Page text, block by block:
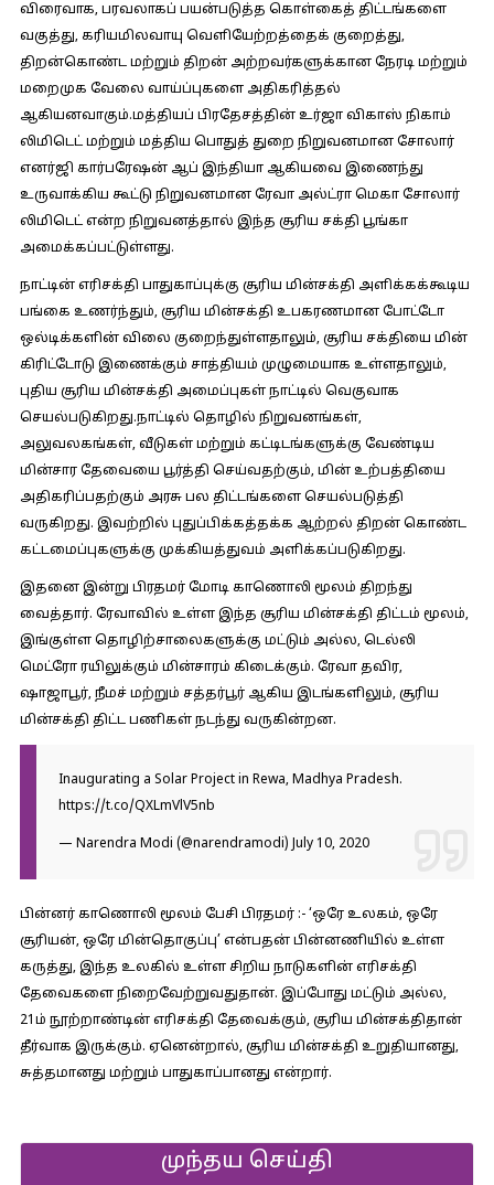
விரைவாக, பரவலாகப் பயன்படுத்த கொள்கைத் திட்டங்களை
வகுத்து, கரியமிலவாயு வெளியேற்றத்தைக் குறைத்து,
திறன்கொண்ட மற்றும் திறன் அற்றவர்களுக்கான நேரடி மற்றும்
மறைமுக வேலை வாய்ப்புகளை அதிகரித்தல்
ஆகியனவாகும்.மத்தியப் பிரதேசத்தின் உர்ஜா விகாஸ் நிகாம்
லிமிடெட் மற்றும் மத்திய பொதுத் துறை நிறுவனமான சோலார்
எனர்ஜி கார்பரேஷன் ஆப் இந்தியா ஆகியவை இணைந்து
உருவாக்கிய கூட்டு நிறுவனமான ரேவா அல்ட்ரா மெகா சோலார்
லிமிடெட் என்ற நிறுவனத்தால் இந்த சூரிய சக்தி பூங்கா
அமைக்கப்பட்டுள்ளது.
நாட்டின் எரிசக்தி பாதுகாப்புக்கு சூரிய மின்சக்தி அளிக்கக்கூடிய
பங்கை உணர்ந்தும், சூரிய மின்சக்தி உபகரணமான போட்டோ
ஒல்டிக்களின் விலை குறைந்துள்ளதாலும், சூரிய சக்தியை மின்
கிரிட்டோடு இணைக்கும் சாத்தியம் முழுமையாக உள்ளதாலும்,
புதிய சூரிய மின்சக்தி அமைப்புகள் நாட்டில் வெகுவாக
செயல்படுகிறது.நாட்டில் தொழில் நிறுவனங்கள்,
அலுவலகங்கள், வீடுகள் மற்றும் கட்டிடங்களுக்கு வேண்டிய
மின்சார தேவையை பூர்த்தி செய்வதற்கும், மின் உற்பத்தியை
அதிகரிப்பதற்கும் அரசு பல திட்டங்களை செயல்படுத்தி
வருகிறது. இவற்றில் புதுப்பிக்கத்தக்க ஆற்றல் திறன் கொண்ட
கட்டமைப்புகளுக்கு முக்கியத்துவம் அளிக்கப்படுகிறது.
இதனை இன்று பிரதமர் மோடி காணொலி மூலம் திறந்து
வைத்தார். ரேவாவில் உள்ள இந்த சூரிய மின்சக்தி திட்டம் மூலம்,
இங்குள்ள தொழிற்சாலைகளுக்கு மட்டும் அல்ல, டெல்லி
மெட்ரோ ரயிலுக்கும் மின்சாரம் கிடைக்கும். ரேவா தவிர,
ஷாஜாபூர், நீமச் மற்றும் சத்தர்பூர் ஆகிய இடங்களிலும், சூரிய
மின்சக்தி திட்ட பணிகள் நடந்து வருகின்றன.
Inaugurating a Solar Project in Rewa, Madhya Pradesh.
https://t.co/QXLmVlV5nb
— Narendra Modi (@narendramodi) July 10, 2020
பின்னர் காணொலி மூலம் பேசி பிரதமர் :-‘ஒரே உலகம், ஒரே
சூரியன், ஒரே மின்தொகுப்பு’ என்பதன் பின்னணியில் உள்ள
கருத்து, இந்த உலகில் உள்ள சிறிய நாடுகளின் எரிசக்தி
தேவைகளை நிறைவேற்றுவதுதான். இப்போது மட்டும் அல்ல,
21ம் நூற்றாண்டின் எரிசக்தி தேவைக்கும், சூரிய மின்சக்திதான்
தீர்வாக இருக்கும். ஏனென்றால், சூரிய மின்சக்தி உறுதியானது,
சுத்தமானது மற்றும் பாதுகாப்பானது என்றார்.
முந்தய செய்தி